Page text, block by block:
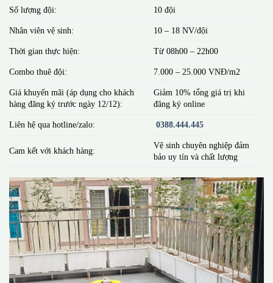
Số lượng đội: 10 đội
Nhân viên vệ sinh: 10 – 18 NV/đội
Thời gian thực hiện: Từ 08h00 – 22h00
Combo thuê đội: 7.000 – 25.000 VNĐ/m2
Giá khuyến mãi (áp dụng cho khách
hàng đăng ký trước ngày 12/12):
Giảm 10% tổng giá trị khi
đăng ký online
Liên hệ qua hotline/zalo: 0388.444.445
Cam kết với khách hàng:
Vệ sinh chuyên nghiệp đảm
bảo uy tín và chất lượng